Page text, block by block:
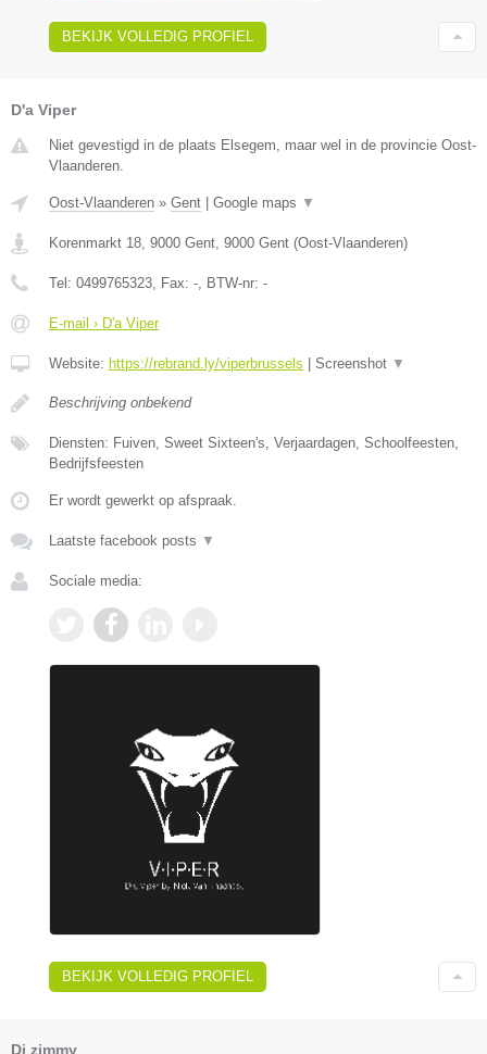
BEKIJK VOLLEDIG PROFIEL
D'a Viper
Niet gevestigd in de plaats Elsegem, maar wel in de provincie Oost-
Vlaanderen.
Oost-Vlaanderen » Gent Google maps ▼
Korenmarkt 18, 9000 Gent, 9000 Gent (Oost-Vlaanderen)
Tel: 0499765323, Fax: -, BTW-nr: -
E-mail › D'a Viper
Website: https://rebrand.ly/viperbrussels Screenshot ▼
Beschrijving onbekend
Diensten: Fuiven, Sweet Sixteen's, Verjaardagen, Schoolfeesten,
Bedrijfsfeesten
Er wordt gewerkt op afspraak.
Laatste facebook posts ▼
Sociale media:
BEKIJK VOLLEDIG PROFIEL
Dj zimmy